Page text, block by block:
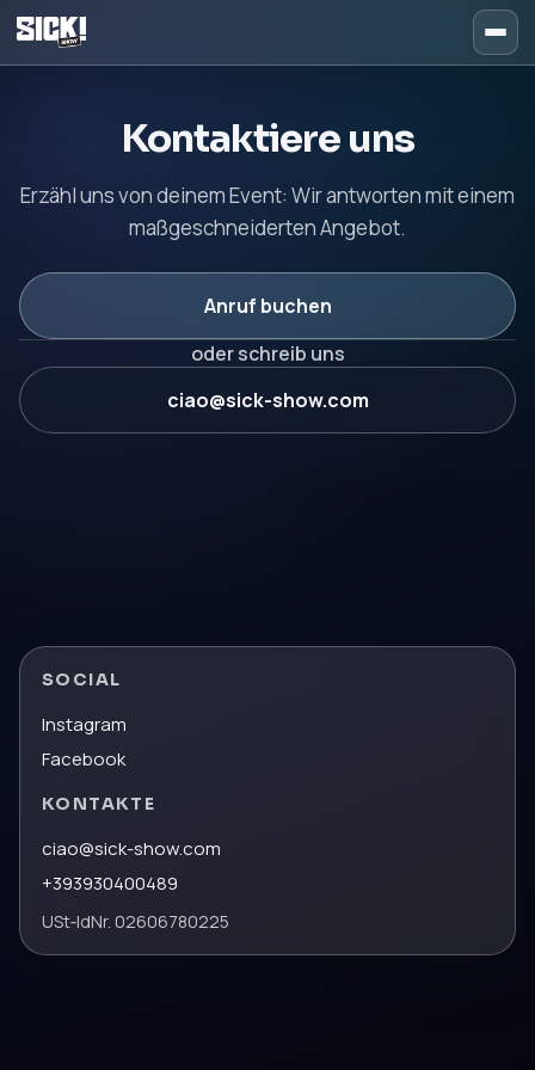
Sick Show kontaktieren –
Kontaktiere uns
Erzähl uns von deinem Event: Wir antworten mit einem
maßgeschneiderten Angebot.
Anruf buchen
oder schreib uns
ciao@sick-show.com
SOCIAL
Instagram
Facebook
KONTAKTE
ciao@sick-show.com
+393930400489
USt‑IdNr. 02606780225